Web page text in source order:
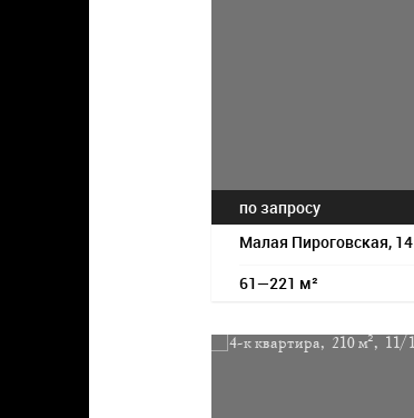
по запросу
Малая Пироговская, 14
61—221 м²